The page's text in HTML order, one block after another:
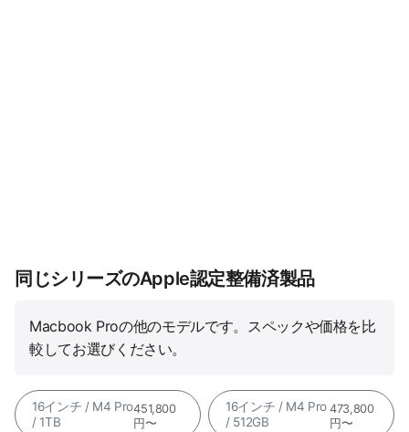
同じシリーズのApple認定整備済製品
Macbook Proの他のモデルです。スペックや価格を比
較してお選びください。
16インチ / M4 Pro
/ 1TB
451,800
円〜
16インチ / M4 Pro
/ 512GB
473,800
円〜